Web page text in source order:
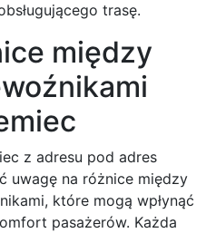
trasę.
między
z adresu pod adres
uwagę na różnice między
które mogą wpłynąć
pasażerów. Każda